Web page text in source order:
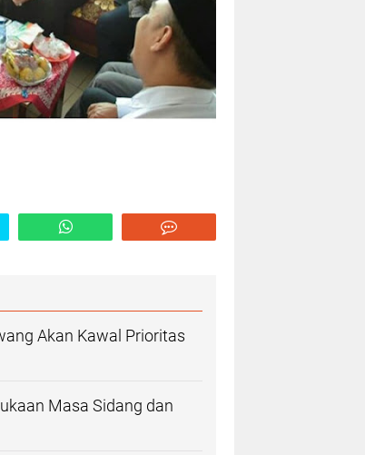
Akan Kawal Prioritas
Masa Sidang dan